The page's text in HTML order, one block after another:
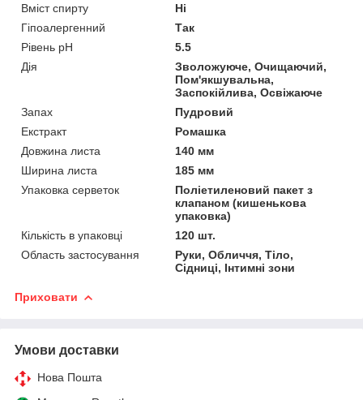
Вміст спирту
Ні
Гіпоалергенний
Так
Рівень pH
5.5
Дія
Зволожуюче, Очищаючий,
Пом'якшувальна,
Заспокійлива, Освіжаюче
Запах
Пудровий
Екстракт
Ромашка
Довжина листа
140 мм
Ширина листа
185 мм
Упаковка серветок
Поліетиленовий пакет з
клапаном (кишенькова
упаковка)
Кількість в упаковці
120 шт.
Область застосування
Руки, Обличчя, Тіло,
Сідниці, Інтимні зони
Приховати
Умови доставки
Нова Пошта